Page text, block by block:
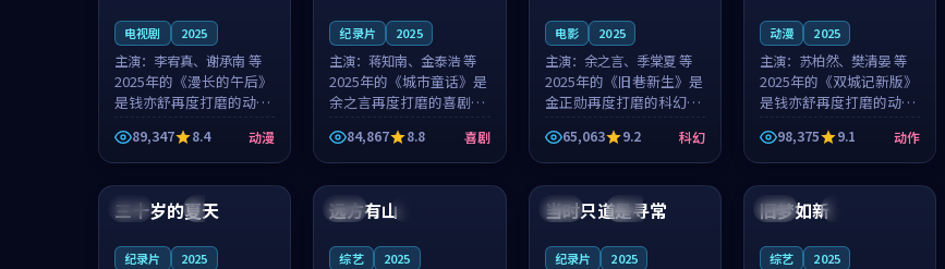
电视剧 2025
主演： 李宥真、谢承南 等
2025年的《漫长的午后》
是钱亦舒再度打磨的动漫
佳作。中国大陆的取景与
海岛日常的氛围相互成
就，李宥真与谢承南的对
手戏自然克制，让整部影
片在悬念与...
89,347 8.4 动漫
纪录片 2025
主演：蒋知南、金泰浩 等
2025年的《城市童话》是
余之言再度打磨的喜剧佳
作。美国的取景与历史战
争的氛围相互成就，蒋知
南与金泰浩的对手戏自然
克制，让整部影片在悬念
与温度之...
84,867 8.8 喜剧
电影 2025
主演： 余之言、季棠夏 等
2025年的《旧巷新生》是
金正勋再度打磨的科幻佳
作。英国的取景与雨夜物
语的氛围相互成就，余之
言与季棠夏的对手戏自然
克制，让整部影片在悬念
与温度之...
65,063 9.2 科幻
动漫 2025
主演： 苏柏然、樊清晏 等
2025年的《双城记新版》
是钱亦舒再度打磨的动作
佳作。中国大陆的取景与
沙漠探险的氛围相互成
就，苏柏然与樊清晏的对
手戏自然克制，让整部影
片在悬念与...
98,375 9.1 动作
法国 4K
99:12
三十岁的夏天
纪录片 2025
法国
99:48
远方有山
综艺 2025
泰国 杜比
99:32
当时只道是寻常
纪录片 2025
中国
99:08
旧梦如新
综艺 2025